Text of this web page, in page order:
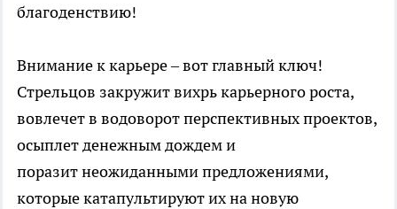
благоденствию!
Внимание к карьере – вот главный ключ!
Стрельцов закружит вихрь карьерного роста,
вовлечет в водоворот перспективных проектов,
осыплет денежным дождем и
поразит неожиданными предложениями,
которые катапультируют их на новую